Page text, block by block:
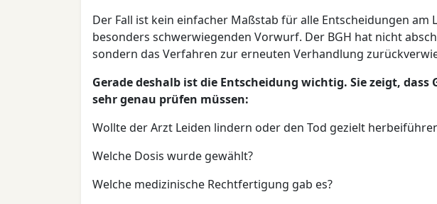
Der Fall ist kein einfacher Maßstab für alle Entscheidungen am
besonders schwerwiegenden Vorwurf. Der BGH hat nicht
sondern das Verfahren zur erneuten Verhandlung
Gerade deshalb ist die Entscheidung wichtig. Sie zeigt, dass
sehr genau prüfen müssen:
Wollte der Arzt Leiden lindern oder den Tod gezielt
Welche Dosis wurde gewählt?
Welche medizinische Rechtfertigung gab es?